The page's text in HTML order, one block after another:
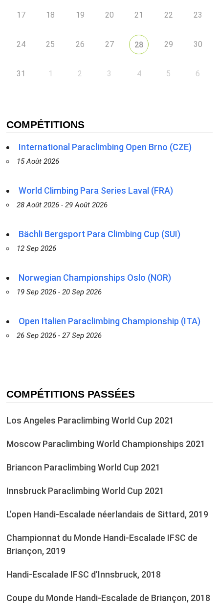
17 18 19 20 21 22 23
24 25 26 27 28 29 30
31 1 2 3 4 5 6
COMPÉTITIONS
International Paraclimbing Open Brno (CZE)
15 Août 2026
World Climbing Para Series Laval (FRA)
28 Août 2026 - 29 Août 2026
Bächli Bergsport Para Climbing Cup (SUI)
12 Sep 2026
Norwegian Championships Oslo (NOR)
19 Sep 2026 - 20 Sep 2026
Open Italien Paraclimbing Championship (ITA)
26 Sep 2026 - 27 Sep 2026
COMPÉTITIONS PASSÉES
Los Angeles Paraclimbing World Cup 2021
Moscow Paraclimbing World Championships 2021
Briancon Paraclimbing World Cup 2021
Innsbruck Paraclimbing World Cup 2021
L’open Handi-Escalade néerlandais de Sittard, 2019
Championnat du Monde Handi-Escalade IFSC de
Briançon, 2019
Handi-Escalade IFSC d’Innsbruck, 2018
Coupe du Monde Handi-Escalade de Briançon, 2018